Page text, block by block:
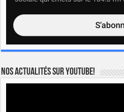
Nos actualités sur YOUTUBE!